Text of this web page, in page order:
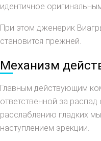
идентичное
При этом дженерик
становится прежней.
Механизм
Главным действующим
ответственной за
расслаблению гладких
наступлением эрекции.